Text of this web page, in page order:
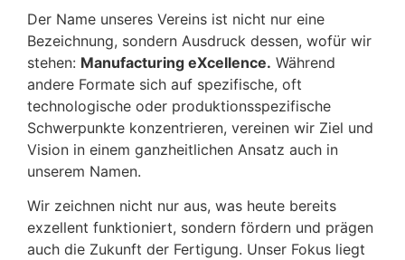
Der Name unseres Vereins ist nicht nur eine
Bezeichnung, sondern Ausdruck dessen, wofür wir
stehen: Manufacturing eXcellence. Während
andere Formate sich auf spezifische, oft
technologische oder produktionsspezifische
Schwerpunkte konzentrieren, vereinen wir Ziel und
Vision in einem ganzheitlichen Ansatz auch in
unserem Namen.
Wir zeichnen nicht nur aus, was heute bereits
exzellent funktioniert, sondern fördern und prägen
auch die Zukunft der Fertigung. Unser Fokus liegt